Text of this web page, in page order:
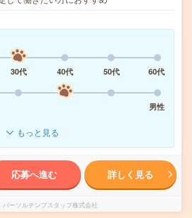
30代 40代 50代
60代
男性
もっと見る
応募へ進む 詳しく見る
パーソルテンプスタッフ株式会社